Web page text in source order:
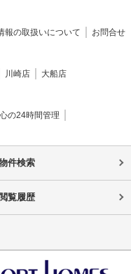
報の取扱いについて お問合せ
川崎店 大船店
の24時間管理
件検索
覧履歴